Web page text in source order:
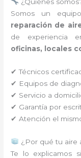
Somos un
reparación de
de experiencia
oficinas, locales
✔ Técnicos
✔ Equipos de
✔ Servicio a
✔ Garantía por
✔ Atención el
¿Por qué tu aire
Te lo explicamos